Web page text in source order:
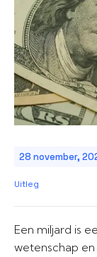
28 november,
Uitleg
Een miljard is
wetenschap